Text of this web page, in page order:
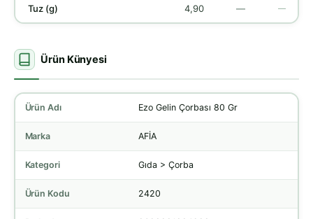
Tuz (g) 4,90 — —
Ürün Künyesi
Ürün Adı Ezo Gelin Çorbası 80 Gr
Marka AFİA
Kategori Gıda > Çorba
Ürün Kodu 2420